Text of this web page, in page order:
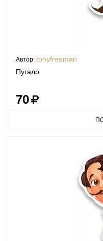
Автор: tonyfreeman
Пугало
70